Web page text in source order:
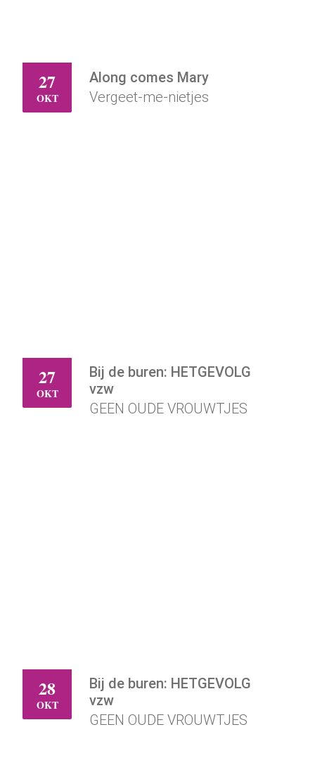
DI
27
OKT
Along comes Mary
Vergeet-me-nietjes
DI
27
OKT
Bij de buren: HETGEVOLG
vzw
GEEN OUDE VROUWTJES
WO
28
OKT
Bij de buren: HETGEVOLG
vzw
GEEN OUDE VROUWTJES